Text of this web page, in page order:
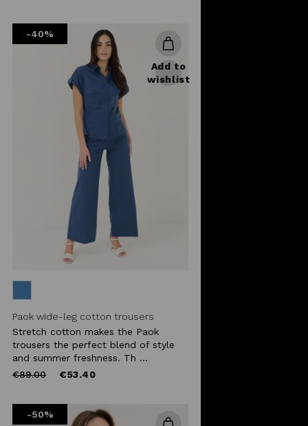
-40%
Add to
wishlist
Paok wide-leg cotton trousers
Stretch cotton makes the Paok
trousers the perfect blend of style
and summer freshness. Th ...
Price
€89.00to €53.40
-50%